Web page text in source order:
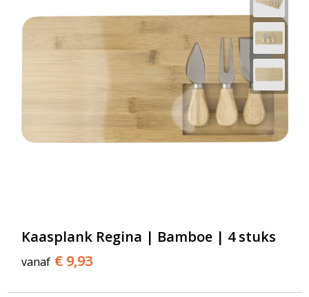
Kaasplank Regina | Bamboe | 4 stuks
vanaf € 9,93